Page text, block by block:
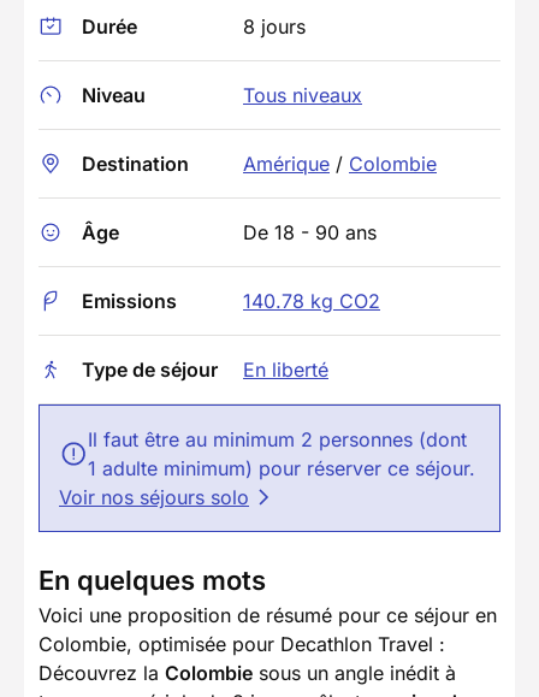
Durée 8 jours
Niveau Tous niveaux
Destination Amérique / Colombie
Âge De 18 - 90 ans
Emissions 140.78 kg CO2
Type de séjour En liberté
Il faut être au minimum 2 personnes (dont
1 adulte minimum) pour réserver ce séjour.
Voir nos séjours solo
En quelques mots
Voici une proposition de résumé pour ce séjour en
Colombie, optimisée pour Decathlon Travel :
Découvrez la Colombie sous un angle inédit à